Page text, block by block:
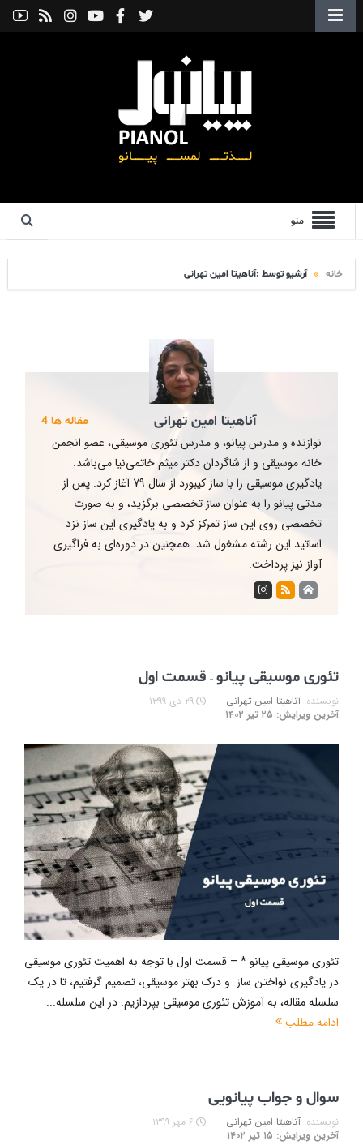
منو
خانه آرشیو توسط :آناهیتا امین تهرانی
آناهیتا امین تهرانی مقاله ها 4
نوازنده و مدرس پیانو، و مدرس تئوری موسیقی، عضو انجمن
خانه موسیقی و از شاگردان دکتر میثم خاتمی‌نیا می‌باشد.
یادگیری موسیقی را با ساز کیبورد از سال 79 آغاز کرد. پس از
مدتی پیانو را به عنوان ساز تخصصی برگزید، و به صورت
تخصصی روی این ساز تمرکز کرد و به یادگیری این ساز نزد
اساتید این رشته مشغول شد. همچنین در دوره‌ای به فراگیری
آواز نیز پرداخت.
تئوری موسیقی پیانو – قسمت اول
نویسنده: آناهیتا امین تهرانی
۲۹ دی ۱۳۹۹
آخرین ویرایش: ۲۵ تیر ۱۴۰۲
تئوری موسیقی پیانو * – قسمت اول با توجه به اهمیت تئوری موسیقی
در یادگیری نواختن ساز و درک بهتر موسیقی، تصمیم گرفتیم، تا در یک
سلسله مقاله، به آموزش تئوری موسیقی بپردازیم. در این سلسله...
ادامه مطلب
سوال و جواب پیانویی
نویسنده: آناهیتا امین تهرانی
۶ مهر ۱۳۹۹
آخرین ویرایش: ۱۵ تیر ۱۴۰۲